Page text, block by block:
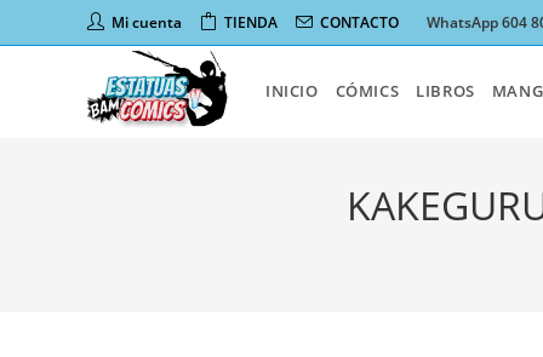
al
Mi cuenta TIENDA CONTACTO WhatsApp 604
INICIO CÓMICS LIBROS